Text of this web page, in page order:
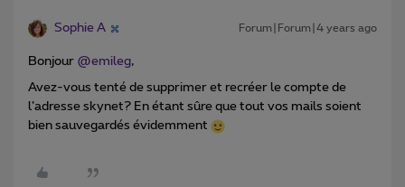
Sophie A Forum|Forum|4 years ago
Bonjour @emileg,
Avez-vous tenté de supprimer et recréer le compte de
l’adresse skynet? En étant sûre que tout vos mails soient
bien sauvegardés évidemment